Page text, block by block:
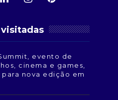
evento de
cinema e games,
nova edição em